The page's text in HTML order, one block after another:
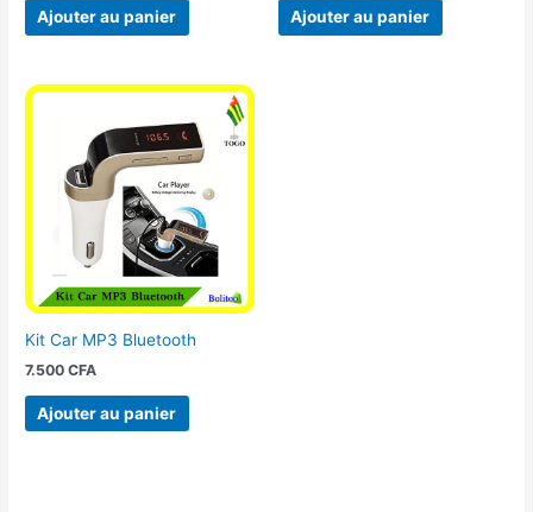
Ajouter au panier Ajouter au panier
Kit Car MP3 Bluetooth
7.500CFA
Ajouter au panier